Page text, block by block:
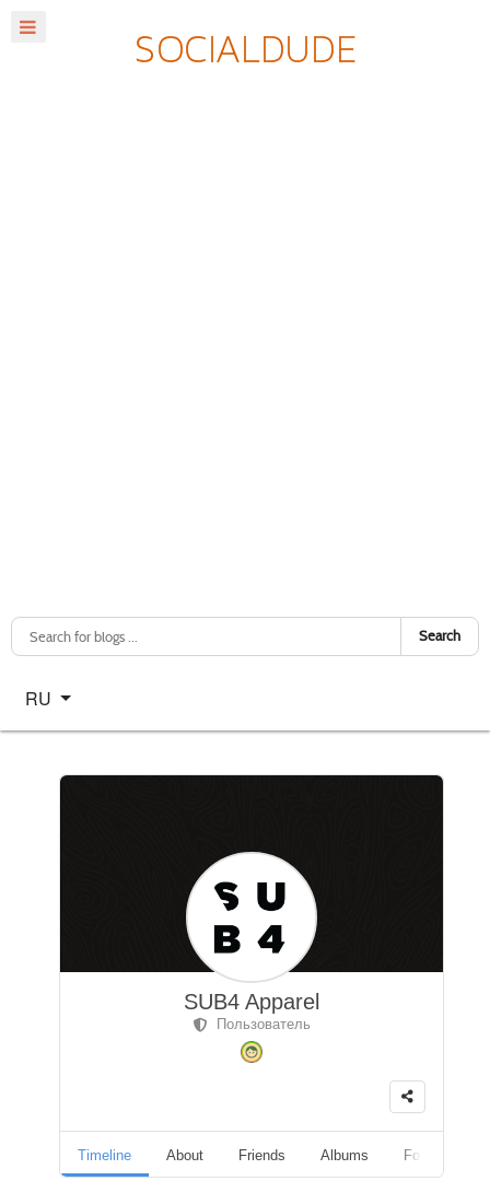
Search
Select your language
RU
SUB4 Apparel
Пользователь
Timeline About Friends Albums Followers